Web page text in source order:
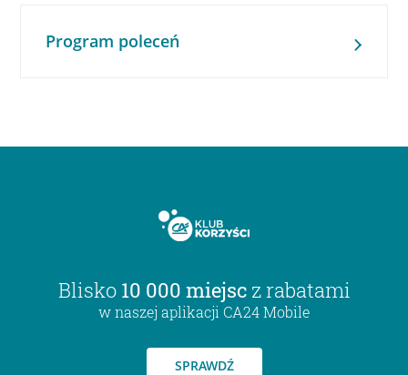
Program poleceń
Blisko 10 000 miejsc z rabatami
w naszej aplikacji CA24 Mobile
SPRAWDŹ